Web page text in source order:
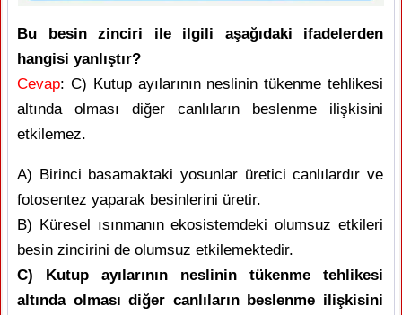
Bu besin zinciri ile ilgili aşağıdaki ifadelerden
hangisi yanlıştır?
Cevap: C) Kutup ayılarının neslinin tükenme tehlikesi
altında olması diğer canlıların beslenme ilişkisini
etkilemez.
A) Birinci basamaktaki yosunlar üretici canlılardır ve
fotosentez yaparak besinlerini üretir.
B) Küresel ısınmanın ekosistemdeki olumsuz etkileri
besin zincirini de olumsuz etkilemektedir.
C) Kutup ayılarının neslinin tükenme tehlikesi
altında olması diğer canlıların beslenme ilişkisini